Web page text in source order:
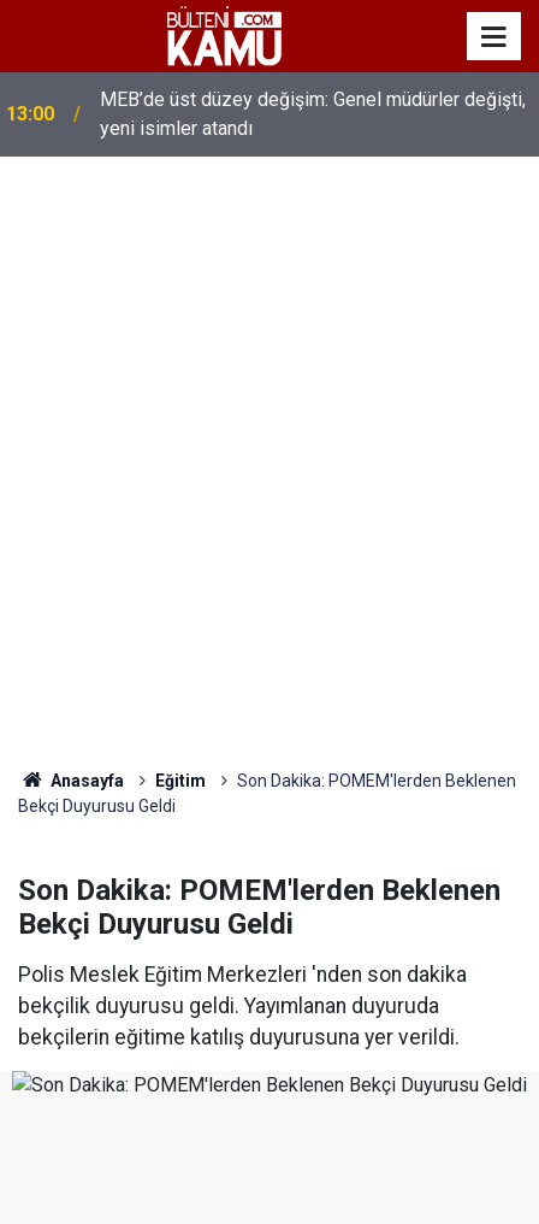
13:00
MEB’de üst düzey değişim: Genel müdürler değişti,
yeni isimler atandı
Anasayfa Eğitim
Son Dakika: POMEM'lerden Beklenen
Bekçi Duyurusu Geldi
Son Dakika: POMEM'lerden Beklenen
Bekçi Duyurusu Geldi
Polis Meslek Eğitim Merkezleri 'nden son dakika
bekçilik duyurusu geldi. Yayımlanan duyuruda
bekçilerin eğitime katılış duyurusuna yer verildi.